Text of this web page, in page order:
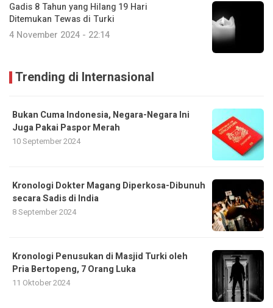
Gadis 8 Tahun yang Hilang 19 Hari
Ditemukan Tewas di Turki
4 November 2024 - 22:14
Trending di Internasional
Bukan Cuma Indonesia, Negara-Negara Ini
Juga Pakai Paspor Merah
10 September 2024
Kronologi Dokter Magang Diperkosa-Dibunuh
secara Sadis di India
8 September 2024
Kronologi Penusukan di Masjid Turki oleh
Pria Bertopeng, 7 Orang Luka
11 Oktober 2024